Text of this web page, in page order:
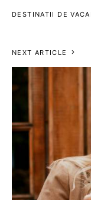
DESTINATII DE
NEXT ARTICLE